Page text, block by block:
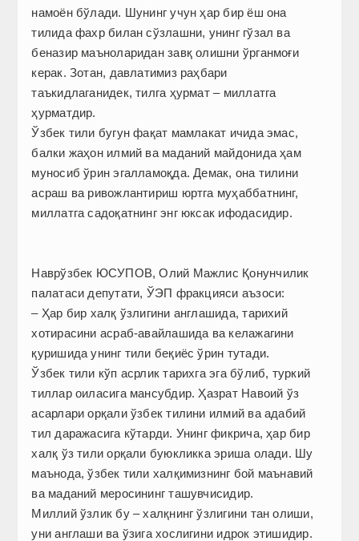
намоён бўлади. Шунинг учун ҳар бир ёш она
тилида фахр билан сўзлашни, унинг гўзал ва
беназир маъноларидан завқ олишни ўрганмоғи
керак. Зотан, давлатимиз раҳбари
таъкидлаганидек, тилга ҳурмат – миллатга
ҳурматдир.
Ўзбек тили бугун фақат мамлакат ичида эмас,
балки жаҳон илмий ва маданий майдонида ҳам
муносиб ўрин эгалламоқда. Демак, она тилини
асраш ва ривожлантириш юртга муҳаббатнинг,
миллатга садоқатнинг энг юксак ифодасидир.
Наврўзбек ЮСУПОВ, Олий Мажлис Қонунчилик
палатаси депутати, ЎЭП фракцияси аъзоси:
– Ҳар бир халқ ўзлигини англашида, тарихий
хотирасини асраб-авайлашида ва келажагини
қуришида унинг тили беқиёс ўрин тутади.
Ўзбек тили кўп асрлик тарихга эга бўлиб, туркий
тиллар оиласига мансубдир. Ҳазрат Навоий ўз
асарлари орқали ўзбек тилини илмий ва адабий
тил даражасига кўтарди. Унинг фикрича, ҳар бир
халқ ўз тили орқали буюкликка эриша олади. Шу
маънода, ўзбек тили халқимизнинг бой маънавий
ва маданий меросининг ташувчисидир.
Миллий ўзлик бу – халқнинг ўзлигини тан олиши,
уни англаши ва ўзига хослигини идрок этишидир.